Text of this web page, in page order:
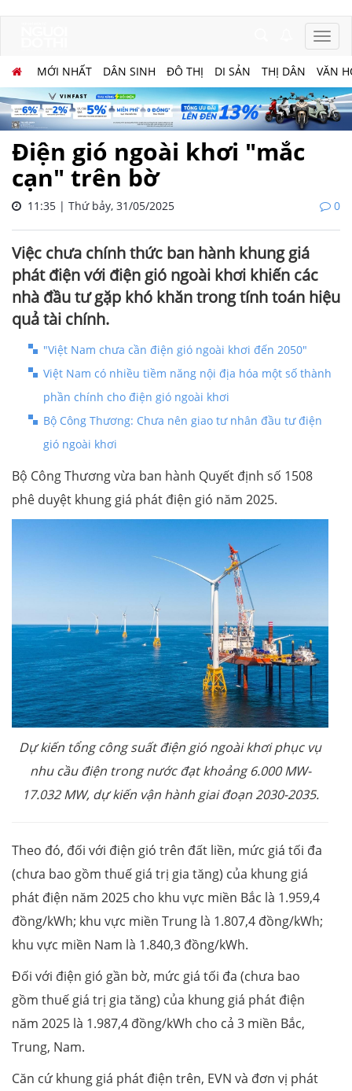
MỚI NHẤT DÂN SINH ĐÔ THỊ DI SẢN THỊ DÂN VĂN
Điện gió ngoài khơi "mắc
cạn" trên bờ
11:35 | Thứ bảy, 31/05/2025 0
Việc chưa chính thức ban hành khung giá
phát điện với điện gió ngoài khơi khiến các
nhà đầu tư gặp khó khăn trong tính toán hiệu
quả tài chính.
"Việt Nam chưa cần điện gió ngoài khơi đến 2050"
Việt Nam có nhiều tiềm năng nội địa hóa một số thành
phần chính cho điện gió ngoài khơi
Bộ Công Thương: Chưa nên giao tư nhân đầu tư điện
gió ngoài khơi
Bộ Công Thương vừa ban hành Quyết định số 1508
phê duyệt khung giá phát điện gió năm 2025.
Dự kiến tổng công suất điện gió ngoài khơi phục vụ
nhu cầu điện trong nước đạt khoảng 6.000 MW-
17.032 MW, dự kiến vận hành giai đoạn 2030-2035.
Theo đó, đối với điện gió trên đất liền, mức giá tối đa
(chưa bao gồm thuế giá trị gia tăng) của khung giá
phát điện năm 2025 cho khu vực miền Bắc là 1.959,4
đồng/kWh; khu vực miền Trung là 1.807,4 đồng/kWh;
khu vực miền Nam là 1.840,3 đồng/kWh.
Đối với điện gió gần bờ, mức giá tối đa (chưa bao
gồm thuế giá trị gia tăng) của khung giá phát điện
năm 2025 là 1.987,4 đồng/kWh cho cả 3 miền Bắc,
Trung, Nam.
Căn cứ khung giá phát điện trên, EVN và đơn vị phát